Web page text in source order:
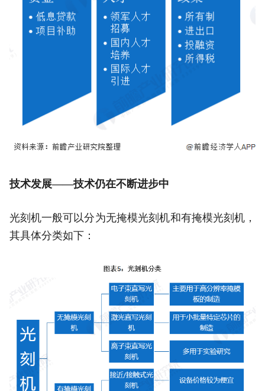
技术发展——技术仍在不断进步中
光刻机一般可以分为无掩模光刻机和有掩模光刻机，
其具体分类如下：